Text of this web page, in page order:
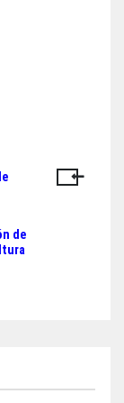
de